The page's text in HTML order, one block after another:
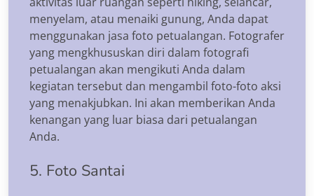
menyelam, atau menaiki gunung, Anda dapat
menggunakan jasa foto petualangan. Fotografer
yang mengkhususkan diri dalam fotografi
petualangan akan mengikuti Anda dalam
kegiatan tersebut dan mengambil foto-foto aksi
yang menakjubkan. Ini akan memberikan Anda
kenangan yang luar biasa dari petualangan
Anda.
5. Foto Santai